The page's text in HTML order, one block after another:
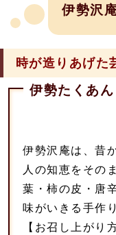
伊勢沢
時が造りあげた
伊勢たくあん
伊勢沢庵は、昔
人の知恵をその
葉・柿の皮・唐
味がいきる手作
【お召し上がり方